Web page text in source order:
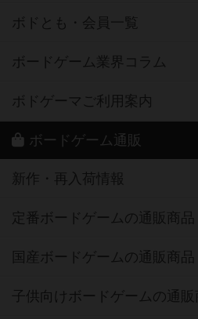
ボドとも・会員一覧
ボードゲーム業界コラム
ボドゲーマご利用案内
ボードゲーム通販
新作・再入荷情報
定番ボードゲームの通販商品
国産ボードゲームの通販商品
子供向けボードゲームの通販